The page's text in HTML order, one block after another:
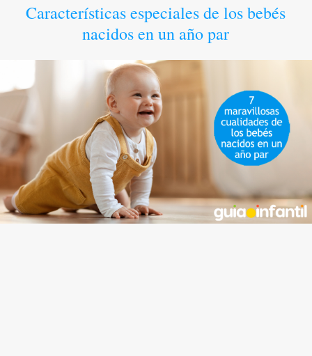
Características especiales de los bebés
nacidos en un año par